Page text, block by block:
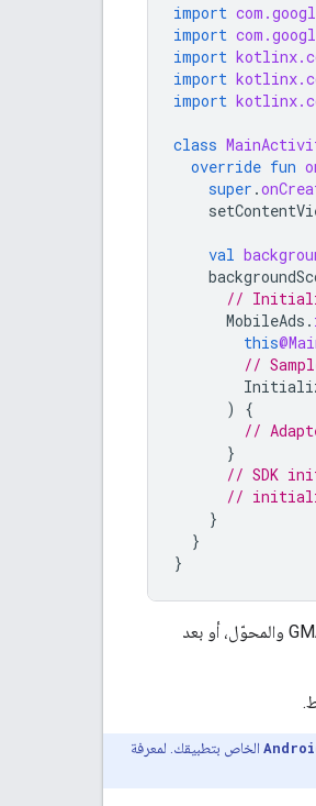
import
import
import
import
import
class
override fun
super .
val
//
MobileAds .
this
//
)
{
//
}
// SDK
//
}
}
}
والمحوّل، أو بعد
الخاص بتطبيقك. لمعرفة